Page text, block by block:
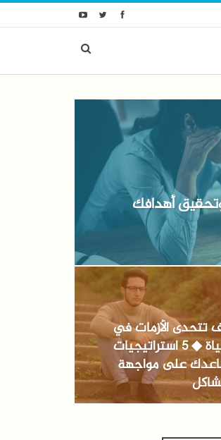
أهدافك
تتحدى الأزمات في
الحياة ◆ 5 استراتيجيات
على مواجهة